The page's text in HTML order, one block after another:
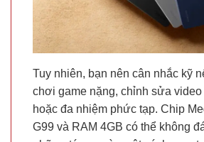
Tuy nhiên, bạn nên cân nhắc kỹ
chơi game nặng, chỉnh sửa
hoặc đa nhiệm phức tạp. Chip
G99 và RAM 4GB có thể không